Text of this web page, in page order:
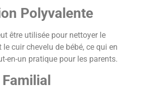
Polyvalente
être utilisée pour nettoyer le
le cuir chevelu de bébé, ce qui en
en-un pratique pour les parents.